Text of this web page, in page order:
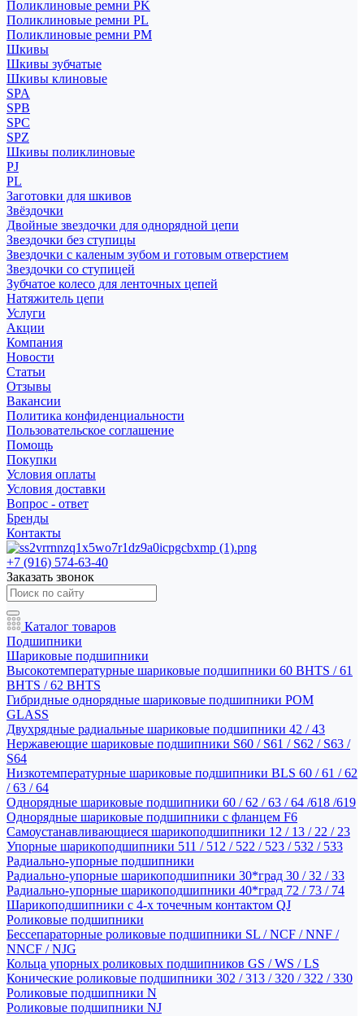
Поликлиновые ремни PK
Поликлиновые ремни PL
Поликлиновые ремни PM
Шкивы
Шкивы зубчатые
Шкивы клиновые
SPA
SPB
SPC
SPZ
Шкивы поликлиновые
PJ
PL
Заготовки для шкивов
Звёздочки
Двойные звездочки для однорядной цепи
Звездочки без ступицы
Звездочки с каленым зубом и готовым отверстием
Звездочки со ступицей
Зубчатое колесо для ленточных цепей
Натяжитель цепи
Услуги
Акции
Компания
Новости
Статьи
Отзывы
Вакансии
Политика конфиденциальности
Пользовательское соглашение
Помощь
Покупки
Условия оплаты
Условия доставки
Вопрос - ответ
Бренды
Контакты
+7 (916) 574-63-40
Заказать звонок
Каталог товаров
Подшипники
Шариковые подшипники
Высокотемпературные шариковые подшипники 60 BHTS / 61
BHTS / 62 BHTS
Гибридные однорядные шариковые подшипники POM
GLASS
Двухрядные радиальные шариковые подшипники 42 / 43
Нержавеющие шариковые подшипники S60 / S61 / S62 / S63 /
S64
Низкотемпературные шариковые подшипники BLS 60 / 61 / 62
/ 63 / 64
Однорядные шариковые подшипники 60 / 62 / 63 / 64 /618 /619
Однорядные шариковые подшипники с фланцем F6
Самоустанавливающиеся шарикоподшипники 12 / 13 / 22 / 23
Упорные шарикоподшипники 511 / 512 / 522 / 523 / 532 / 533
Радиально-упорные подшипники
Радиально-упорные шарикоподшипники 30*град 30 / 32 / 33
Радиально-упорные шарикоподшипники 40*град 72 / 73 / 74
Шарикоподшипники с 4-х точечным контактом QJ
Роликовые подшипники
Бессепараторные роликовые подшипники SL / NCF / NNF /
NNCF / NJG
Кольца упорных роликовых подшипников GS / WS / LS
Конические роликовые подшипники 302 / 313 / 320 / 322 / 330
Роликовые подшипники N
Роликовые подшипники NJ